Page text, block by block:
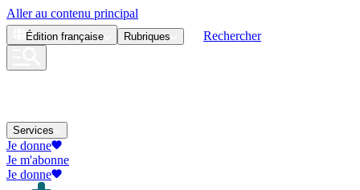
Aller au contenu principal
Édition française Rubriques Rechercher
Services
Je donne
Je m'abonne
Je donne